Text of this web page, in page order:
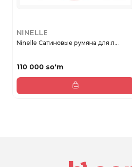
NINELLE
Ninelle Сатиновые румяна для л...
110 000 so'm